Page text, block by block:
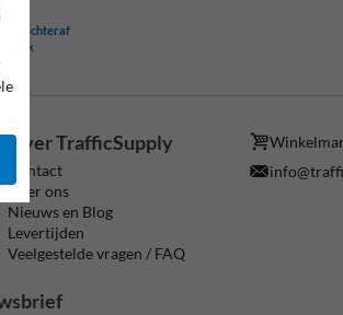
achteraf
Over TrafficSupply
Contact
Over ons
Nieuws en Blog
Levertijden
Veelgestelde vragen / FAQ